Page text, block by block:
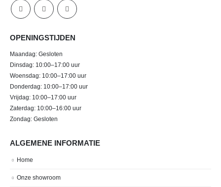
OPENINGSTIJDEN
Maandag: Gesloten
Dinsdag: 10:00–17:00 uur
Woensdag: 10:00–17:00 uur
Donderdag: 10:00–17:00 uur
Vrijdag: 10:00–17:00 uur
Zaterdag: 10:00–16:00 uur
Zondag: Gesloten
ALGEMENE INFORMATIE
Home
Onze showroom